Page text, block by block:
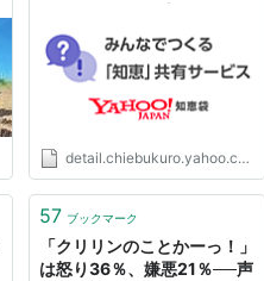
detail.chiebukuro.yahoo.co.jp
57 ブックマーク
「クリリンのことかーっ！」
は怒り36％、嫌悪21％──声